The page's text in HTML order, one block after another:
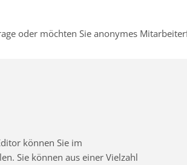
oder möchten Sie anonymes
können Sie im
Sie können aus einer Vielzahl